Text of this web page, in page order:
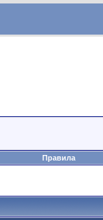
Правила